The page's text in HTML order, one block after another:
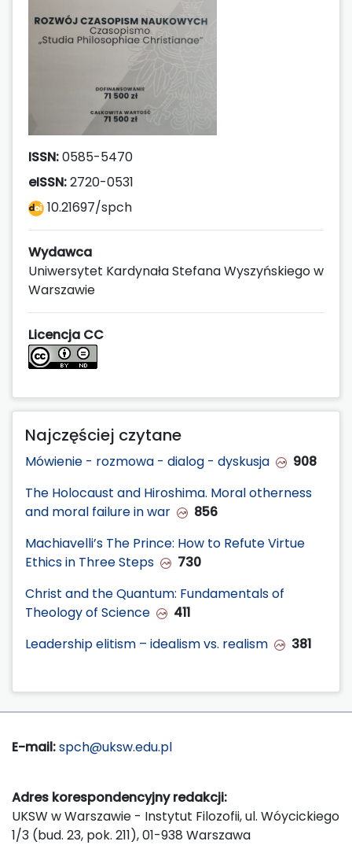
ISSN:0585-5470
eISSN:2720-0531
10.21697/spch
Wydawca
Uniwersytet Kardynała Stefana Wyszyńskiego w
Warszawie
Licencja CC
Najczęściej czytane
Mówienie - rozmowa - dialog - dyskusja
908
The Holocaust and Hiroshima. Moral otherness
and moral failure in war
856
Machiavelli’s The Prince: How to Refute Virtue
Ethics in Three Steps
730
Christ and the Quantum: Fundamentals of
Theology of Science
411
Leadership elitism – idealism vs. realism
381
E-mail:spch@uksw.edu.pl
Adres korespondencyjny redakcji:
UKSW w Warszawie - Instytut Filozofii, ul. Wóycickiego
1/3 (bud. 23, pok. 211), 01-938 Warszawa